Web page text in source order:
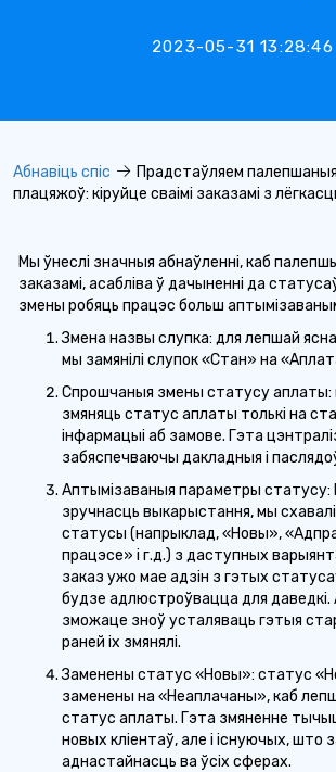
2023-05-31 13:28:46
Абнавіць спіс
Прадстаўляем
плацяжоў: кіруйце сваімі заказамі з
Мы ўнеслі значныя абнаўленні, каб
заказамі, асабліва ў дачыненні да
змены робяць працэс больш
Змена назвы слупка: для лепшай
мы замянілі слупок «Стан» на
Спрошчаныя змены статусу
змяняць статус аплаты толькі на
інфармацыі аб замове. Гэта
забяспечваючы дакладныя і
Аптымізаваныя параметры
зручнасць выкарыстання, мы
статусы (напрыклад, «Новы»,
працэсе» і г.д.) з даступных
заказ ужо мае адзін з гэтых
будзе адлюстроўвацца для даведкі.
зможаце зноў усталяваць гэтыя
раней іх змянялі.
Заменены статус «Новы»: статус
заменены на «Неаплачаны», каб
статус аплаты. Гэта змяненне
новых кліентаў, але і існуючых, што
аднастайнасць ва ўсіх сферах.